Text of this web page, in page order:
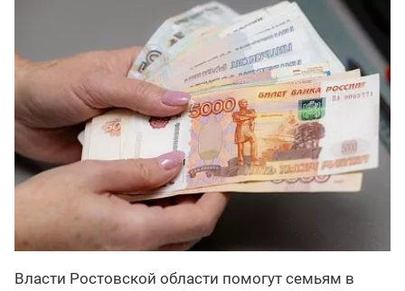
Власти Ростовской области помогут семьям в